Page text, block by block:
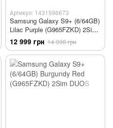
Артикул: 1431596673
Samsung Galaxy S9+ (6/64GB)
Lilac Purple (G965FZKD) 2Sim
DUOS
12 999 грн 14 000 грн